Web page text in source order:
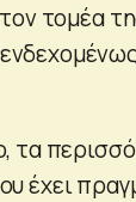
τομέα
τα
έχει